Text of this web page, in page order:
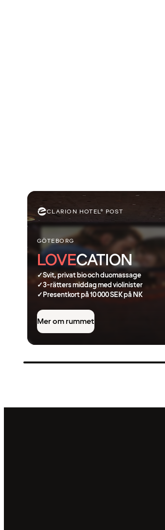
CLARION HOTEL® POST
GÖTEBORG
LOVECATION
✓Svit, privat bio och duomassage
✓3-rätters middag med violinister
✓Presentkort på 10 000 SEK på NK
Mer om rummet